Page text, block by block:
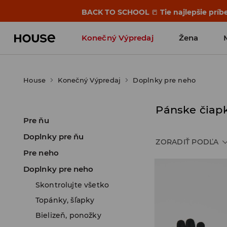
BACK TO SCHOOL 📒 Tie najlepšie
Konečný Výpredaj Žena
House Konečný Výpredaj Doplnky pre neho
Pre ňu
Doplnky pre ňu
Pre neho
Doplnky pre neho
Skontrolujte všetko
Topánky, šľapky
Bielizeň, ponožky
Pánske
ZORADIŤ PODĽA